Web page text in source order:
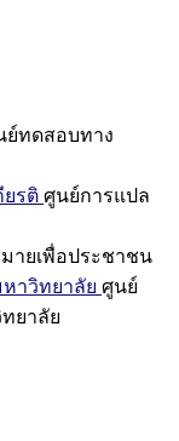
ย์ทดสอบทาง
ยรติ ศูนย์การแปล
ายเพื่อประชาชน
าวิทยาลัย ศูนย์
ยาลัย